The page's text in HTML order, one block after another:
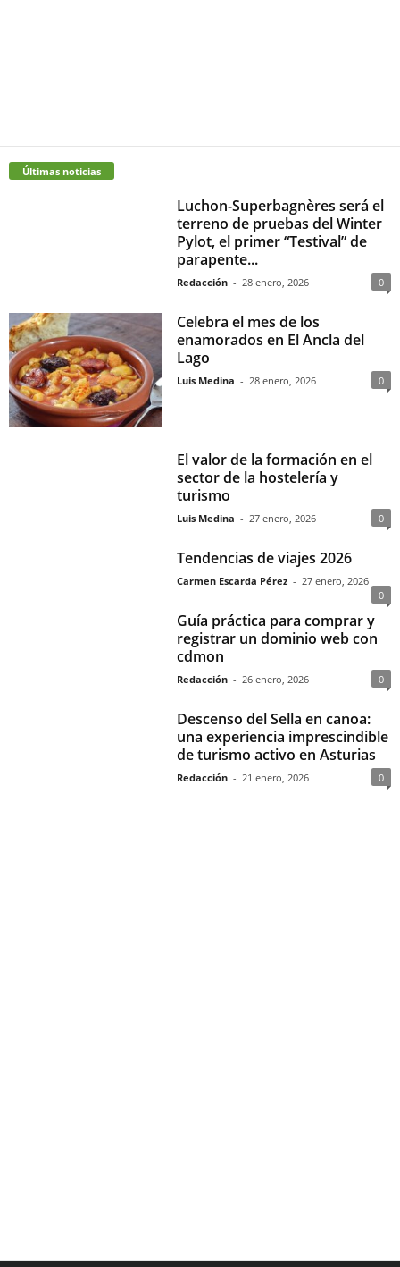
Últimas noticias
Luchon-Superbagnères será el
terreno de pruebas del Winter
Pylot, el primer “Testival” de
parapente...
Redacción - 28 enero, 2026 0
Celebra el mes de los
enamorados en El Ancla del
Lago
Luis Medina - 28 enero, 2026 0
El valor de la formación en el
sector de la hostelería y
turismo
Luis Medina - 27 enero, 2026 0
Tendencias de viajes 2026
Carmen Escarda Pérez - 27 enero, 2026
0
Guía práctica para comprar y
registrar un dominio web con
cdmon
Redacción - 26 enero, 2026 0
Descenso del Sella en canoa:
una experiencia imprescindible
de turismo activo en Asturias
Redacción - 21 enero, 2026 0